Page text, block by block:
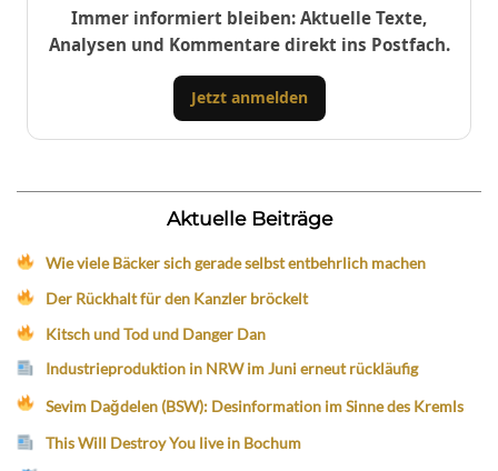
Immer informiert bleiben: Aktuelle Texte,
Analysen und Kommentare direkt ins Postfach.
Jetzt anmelden
Aktuelle Beiträge
Wie viele Bäcker sich gerade selbst entbehrlich machen
Der Rückhalt für den Kanzler bröckelt
Kitsch und Tod und Danger Dan
Industrieproduktion in NRW im Juni erneut rückläufig
Sevim Dağdelen (BSW): Desinformation im Sinne des Kremls
This Will Destroy You live in Bochum